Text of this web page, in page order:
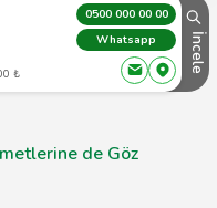
₺
0500 000 00 00
Whatsapp
İncele
de Göz